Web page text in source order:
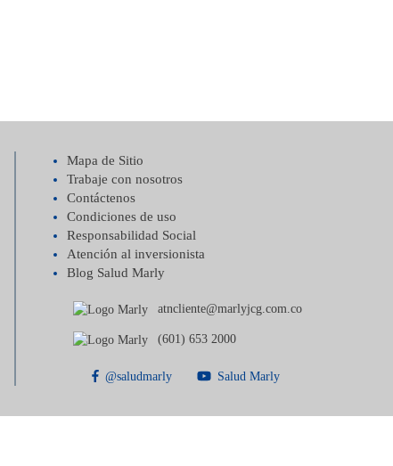
Mapa de Sitio
Trabaje con nosotros
Contáctenos
Condiciones de uso
Responsabilidad Social
Atención al inversionista
Blog Salud Marly
atncliente@marlyjcg.com.co
(601) 653 2000
@saludmarly Salud Marly